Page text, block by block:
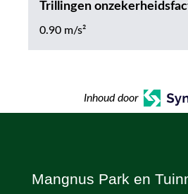
Trillingen
0.90 m/s²
Inhoud door
Mangnus Park en